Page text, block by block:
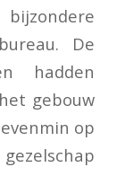
De
hadden
gebouw
op